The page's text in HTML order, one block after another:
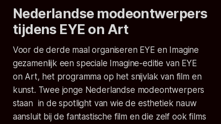
Nederlandse modeontwerpers
tijdens EYE on Art
Voor de derde maal organiseren EYE en Imagine
gezamenlijk een speciale Imagine-editie van EYE
on Art, het programma op het snijvlak van film en
kunst. Twee jonge Nederlandse modeontwerpers
staan in de spotlight van wie de esthetiek nauw
aansluit bij de fantastische film en die zelf ook films